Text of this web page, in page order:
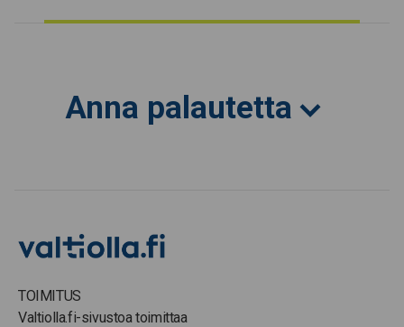
Anna palautetta
TOIMITUS
Valtiolla.fi-sivustoa toimittaa